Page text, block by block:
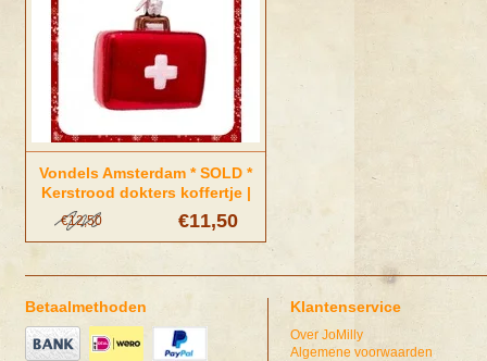
Vondels Amsterdam * SOLD *
Kerstrood dokters koffertje |
Vondels Amsterdam
€11,50
€12,50
Betaalmethoden Klantenservice
Over JoMilly
Algemene voorwaarden